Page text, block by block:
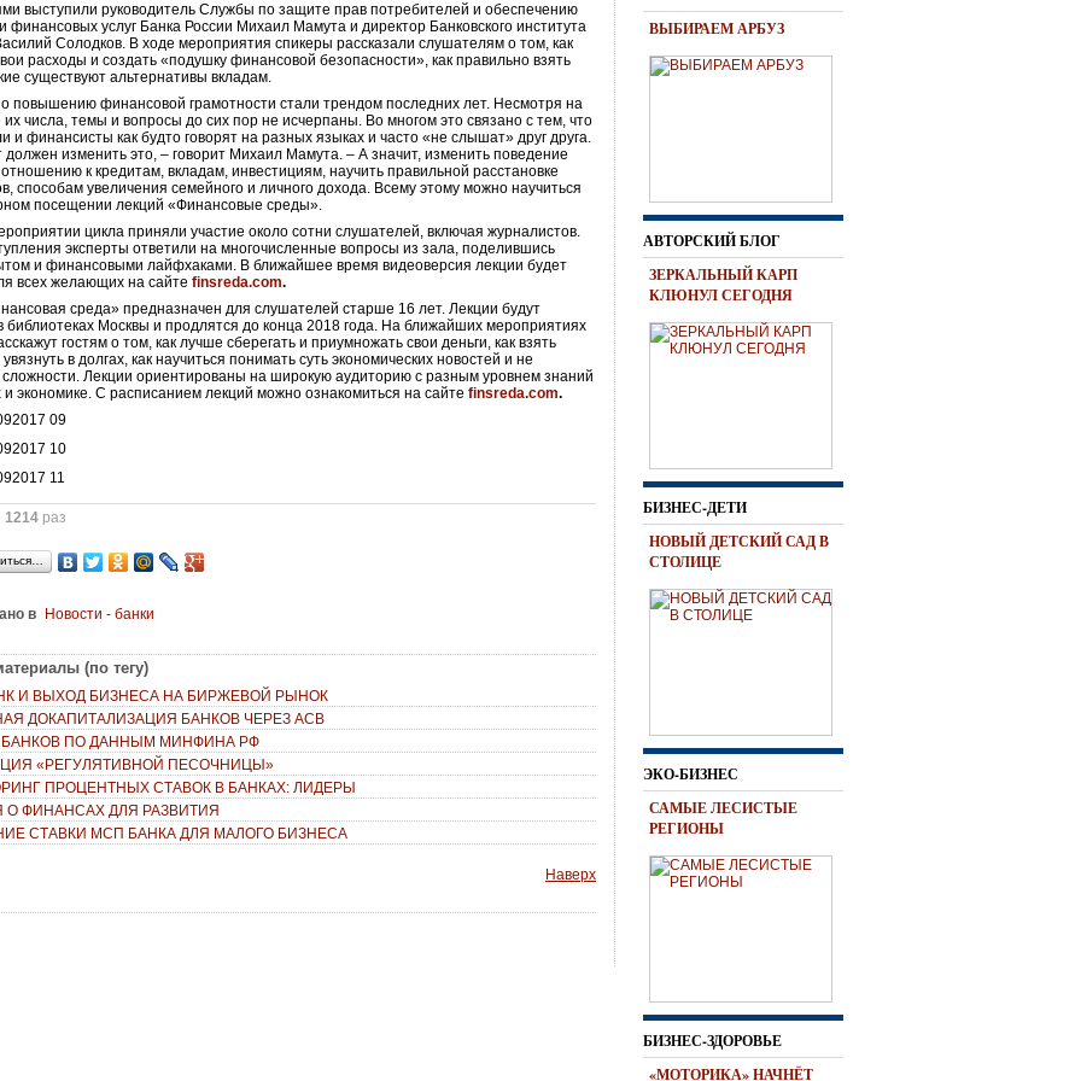
выступили руководитель Службы по защите прав потребителей и обеспечению
финансовых услуг Банка России Михаил Мамута и директор Банковского института
Солодков. В ходе мероприятия спикеры рассказали слушателям о том, как
расходы и создать «подушку финансовой безопасности», как правильно взять
существуют альтернативы вкладам.
повышению финансовой грамотности стали трендом последних лет. Несмотря на
их числа, темы и вопросы до сих пор не исчерпаны. Во многом это связано с тем, что
и финансисты как будто говорят на разных языках и часто «не слышат» друг друга.
изменить это, – говорит Михаил Мамута. – А значит, изменить поведение
к кредитам, вкладам, инвестициям, научить правильной расстановке
способам увеличения семейного и личного дохода. Всему этому можно научиться
посещении лекций «Финансовые среды».
цикла приняли участие около сотни слушателей, включая журналистов.
эксперты ответили на многочисленные вопросы из зала, поделившись
и финансовыми лайфхаками. В ближайшее время видеоверсия лекции будет
всех желающих на сайтеfinsreda.com.
среда» предназначен для слушателей старше 16 лет. Лекции будут
библиотеках Москвы и продлятся до конца 2018 года. На ближайших мероприятиях
гостям о том, как лучше сберегать и приумножать свои деньги, как взять
в долгах, как научиться понимать суть экономических новостей и не
сложности. Лекции ориентированы на широкую аудиторию с разным уровнем знаний
экономике. С расписанием лекций можно ознакомиться на сайте finsreda.com.
1214 раз
в Новости - банки
(по тегу)
И ВЫХОД БИЗНЕСА НА БИРЖЕВОЙ РЫНОК
ДОКАПИТАЛИЗАЦИЯ БАНКОВ ЧЕРЕЗ АСВ
БАНКОВ ПО ДАННЫМ МИНФИНА РФ
«РЕГУЛЯТИВНОЙ ПЕСОЧНИЦЫ»
ПРОЦЕНТНЫХ СТАВОК В БАНКАХ: ЛИДЕРЫ
ФИНАНСАХ ДЛЯ РАЗВИТИЯ
СТАВКИ МСП БАНКА ДЛЯ МАЛОГО БИЗНЕСА
Наверх
ВЫБИРАЕМ АРБУЗ
АВТОРСКИЙ БЛОГ
ЗЕРКАЛЬНЫЙ КАРП
КЛЮНУЛ СЕГОДНЯ
БИЗНЕС-ДЕТИ
НОВЫЙ ДЕТСКИЙ САД В
СТОЛИЦЕ
ЭКО-БИЗНЕС
САМЫЕ ЛЕСИСТЫЕ
РЕГИОНЫ
БИЗНЕС-ЗДОРОВЬЕ
«МОТОРИКА» НАЧНЁТ